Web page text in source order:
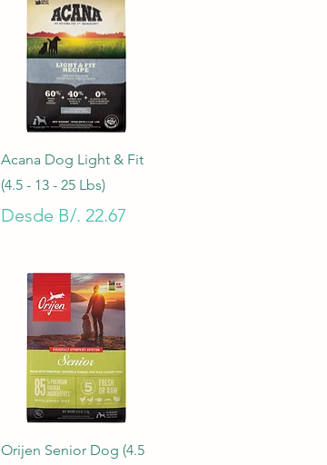
Vista rápida
Acana Dog Light & Fit
(4.5 - 13 - 25 Lbs)
Desde B/. 22.67
Precio de oferta
Vista rápida
Orijen Senior Dog (4.5